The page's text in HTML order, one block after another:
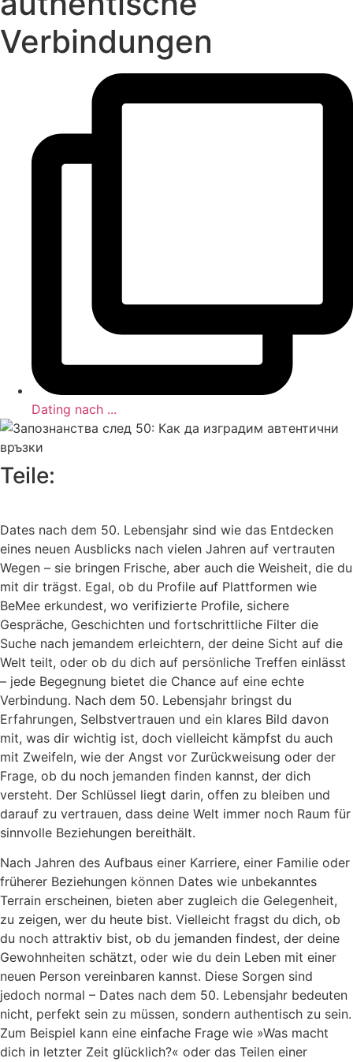
Verbindungen
Dating nach ...
Teile:
Dates nach dem 50. Lebensjahr sind wie das Entdecken
eines neuen Ausblicks nach vielen Jahren auf vertrauten
Wegen – sie bringen Frische, aber auch die Weisheit, die du
mit dir trägst. Egal, ob du Profile auf Plattformen wie
BeMee erkundest, wo verifizierte Profile, sichere
Gespräche, Geschichten und fortschrittliche Filter die
Suche nach jemandem erleichtern, der deine Sicht auf die
Welt teilt, oder ob du dich auf persönliche Treffen einlässt
– jede Begegnung bietet die Chance auf eine echte
Verbindung. Nach dem 50. Lebensjahr bringst du
Erfahrungen, Selbstvertrauen und ein klares Bild davon
mit, was dir wichtig ist, doch vielleicht kämpfst du auch
mit Zweifeln, wie der Angst vor Zurückweisung oder der
Frage, ob du noch jemanden finden kannst, der dich
versteht. Der Schlüssel liegt darin, offen zu bleiben und
darauf zu vertrauen, dass deine Welt immer noch Raum für
sinnvolle Beziehungen bereithält.
Nach Jahren des Aufbaus einer Karriere, einer Familie oder
früherer Beziehungen können Dates wie unbekanntes
Terrain erscheinen, bieten aber zugleich die Gelegenheit,
zu zeigen, wer du heute bist. Vielleicht fragst du dich, ob
du noch attraktiv bist, ob du jemanden findest, der deine
Gewohnheiten schätzt, oder wie du dein Leben mit einer
neuen Person vereinbaren kannst. Diese Sorgen sind
jedoch normal – Dates nach dem 50. Lebensjahr bedeuten
nicht, perfekt sein zu müssen, sondern authentisch zu sein.
Zum Beispiel kann eine einfache Frage wie »Was macht
dich in letzter Zeit glücklich?« oder das Teilen einer